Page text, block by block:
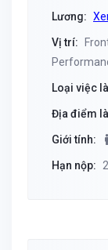
Lương:
Vị trí:
Loại việc
Địa điểm
Giới tính:
Hạn nộp: